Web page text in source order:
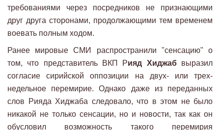
требованиями через посредников не признающими
друг друга сторонами, продолжающими тем временем
воевать полным ходом.
Ранее мировые СМИ распространили "сенсацию" о
том, что представитель ВКП Рияд Хиджабвыразил
согласие сирийской оппозиции на двух- или трех-
недельное перемирие. Однако даже из переданных
слов Рияда Хиджаба следовало, что в этом не было
никакой не только сенсации, но и новости, так как он
обусловил возможность такого перемирия